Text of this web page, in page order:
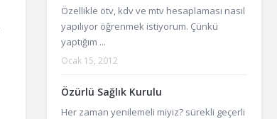
Özellikle ötv, kdv ve mtv hesaplaması nasıl
yapılıyor öğrenmek istiyorum. Çünkü
yaptığım ...
Ocak 15, 2012
Özürlü Sağlık Kurulu
Her zaman yenilemeli miyiz? sürekli geçerli